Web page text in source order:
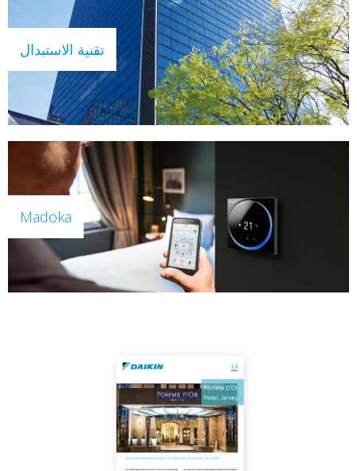
تقنية الاستبدال
Madoka